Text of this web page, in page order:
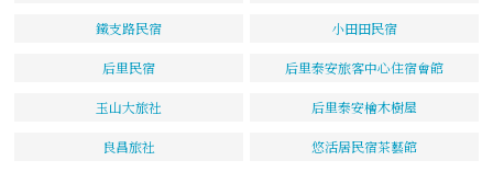
鐵支路民宿 小田田民宿
后里民宿 后里泰安旅客中心住宿會館
玉山大旅社 后里泰安檜木樹屋
良昌旅社 悠活居民宿茶藝館